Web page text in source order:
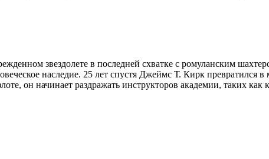
звездолете в последней схватке с ромуланским
наследие. 25 лет спустя Джеймс Т. Кирк превратился
он начинает раздражать инструкторов академии, таких как